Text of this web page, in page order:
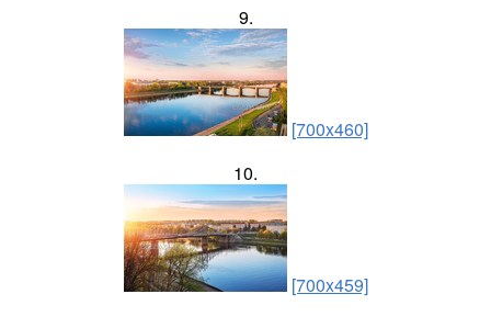
9.
[700x460]
10.
[700x459]